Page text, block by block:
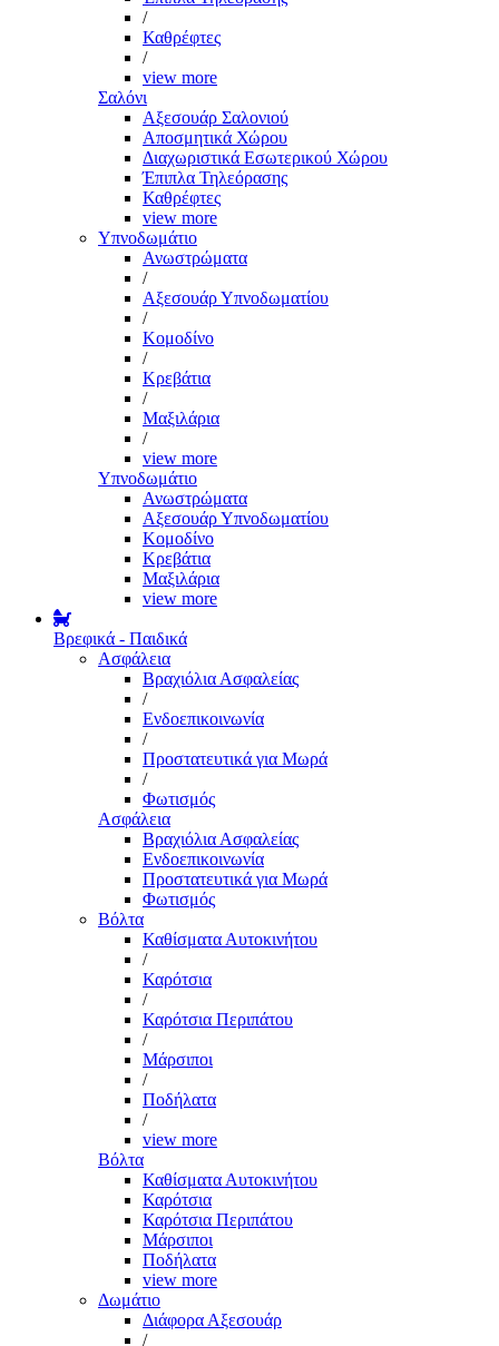
/
Καθρέφτες
/
view more
Σαλόνι
Αξεσουάρ Σαλονιού
Αποσμητικά Χώρου
Διαχωριστικά Εσωτερικού Χώρου
Έπιπλα Τηλεόρασης
Καθρέφτες
view more
Υπνοδωμάτιο
Ανωστρώματα
/
Αξεσουάρ Υπνοδωματίου
/
Κομοδίνο
/
Κρεβάτια
/
Μαξιλάρια
/
view more
Υπνοδωμάτιο
Ανωστρώματα
Αξεσουάρ Υπνοδωματίου
Κομοδίνο
Κρεβάτια
Μαξιλάρια
view more
Βρεφικά - Παιδικά
Ασφάλεια
Βραχιόλια Ασφαλείας
/
Ενδοεπικοινωνία
/
Προστατευτικά για Μωρά
/
Φωτισμός
Ασφάλεια
Βραχιόλια Ασφαλείας
Ενδοεπικοινωνία
Προστατευτικά για Μωρά
Φωτισμός
Βόλτα
Καθίσματα Αυτοκινήτου
/
Καρότσια
/
Καρότσια Περιπάτου
/
Μάρσιποι
/
Ποδήλατα
/
view more
Βόλτα
Καθίσματα Αυτοκινήτου
Καρότσια
Καρότσια Περιπάτου
Μάρσιποι
Ποδήλατα
view more
Δωμάτιο
Διάφορα Αξεσουάρ
/